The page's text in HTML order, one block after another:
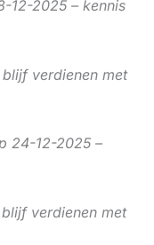
12-2025 – kennis
verdienen met
24-12-2025 –
verdienen met